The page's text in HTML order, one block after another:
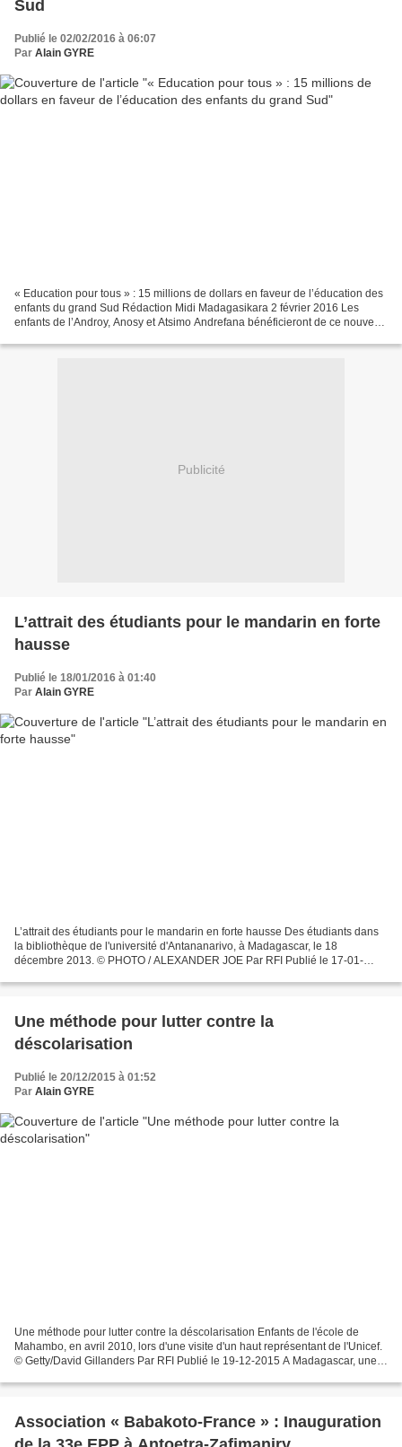
Sud
Publié le 02/02/2016 à 06:07
Par Alain GYRE
« Education pour tous » : 15 millions de dollars en faveur de l’éducation des
enfants du grand Sud Rédaction Midi Madagasikara 2 février 2016 Les
enfants de l’Androy, Anosy et Atsimo Andrefana bénéficieront de ce nouveau
Publicité
L’attrait des étudiants pour le mandarin en forte
hausse
Publié le 18/01/2016 à 01:40
Par Alain GYRE
L’attrait des étudiants pour le mandarin en forte hausse Des étudiants dans
la bibliothèque de l'université d'Antananarivo, à Madagascar, le 18
décembre 2013. © PHOTO / ALEXANDER JOE Par RFI Publié le 17-01-
Une méthode pour lutter contre la
déscolarisation
Publié le 20/12/2015 à 01:52
Par Alain GYRE
Une méthode pour lutter contre la déscolarisation Enfants de l'école de
Mahambo, en avril 2010, lors d'une visite d'un haut représentant de l'Unicef.
© Getty/David Gillanders Par RFI Publié le 19-12-2015 A Madagascar, une
Association « Babakoto-France » : Inauguration